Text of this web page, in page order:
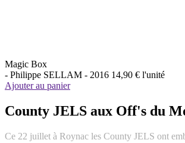
Magic Box
- Philippe SELLAM - 2016 14,90 € l'unité
Ajouter au panier
County JELS aux Off's du
Ce 22 juillet à Roynac les County JELS ont